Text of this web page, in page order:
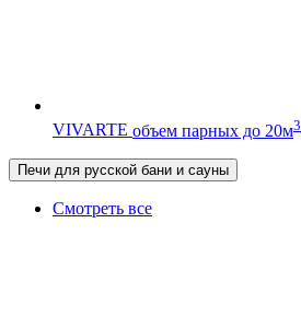
VIVARTE объем парных до 20м3
Печи для русской бани и сауны
Смотреть все